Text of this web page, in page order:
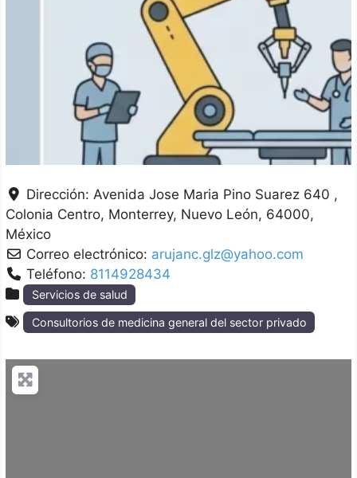
Dirección:Avenida Jose Maria Pino Suarez 640 ,
Colonia Centro Monterrey Nuevo León 64000
México
Correo electrónico: arujanc.glz@yahoo.com
Teléfono: 8114928434
Servicios de salud
Consultorios de medicina general del sector privado